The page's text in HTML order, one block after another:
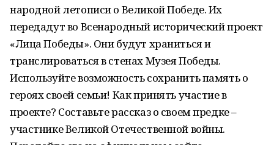
народной летописи о Великой Победе. Их
передадут во Всенародный исторический проект
«Лица Победы». Они будут храниться и
транслироваться в стенах Музея Победы.
Используйте возможность сохранить память о
героях своей семьи! Как принять участие в
проекте? Составьте рассказ о своем предке –
участнике Великой Отечественной войны.